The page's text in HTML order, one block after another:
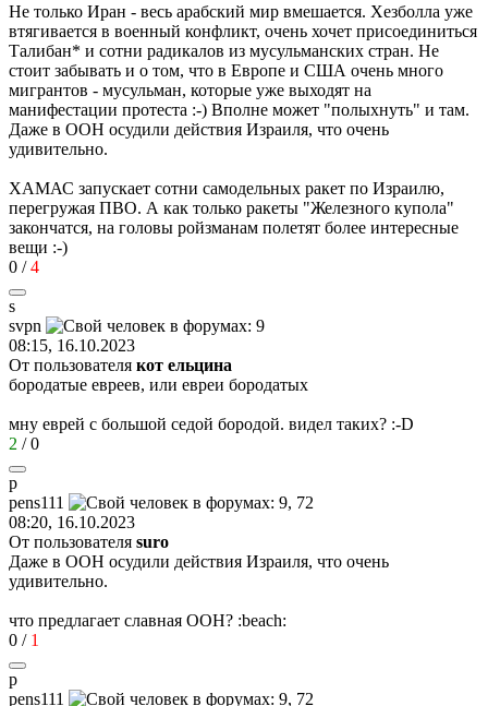
Не только Иран - весь арабский мир вмешается. Хезболла уже
втягивается в военный конфликт, очень хочет присоединиться
Талибан* и сотни радикалов из мусульманских стран. Не
стоит забывать и о том, что в Европе и США очень много
мигрантов - мусульман, которые уже выходят на
манифестации протеста :-) Вполне может "полыхнуть" и там.
Даже в ООН осудили действия Израиля, что очень
удивительно.
ХАМАС запускает сотни самодельных ракет по Израилю,
перегружая ПВО. А как только ракеты "Железного купола"
закончатся, на головы ройзманам полетят более интересные
вещи :-)
0 /4
s
svpn
08:15, 16.10.2023
От пользователя кот ельцина
бородатые евреев, или евреи бородатых
мну еврей с большой седой бородой. видел таких? :-D
2 /0
p
pens111
08:20, 16.10.2023
От пользователя surо
Даже в ООН осудили действия Израиля, что очень
удивительно.
что предлагает славная ООН? :beach:
0 / 1
p
pens111